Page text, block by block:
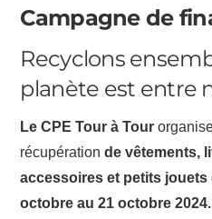
Campagne de
Recyclons
planète est entre
Le CPE Tour à Tour
récupérationde vêtements,
accessoires et petits jouets
octobre au 21 octobre